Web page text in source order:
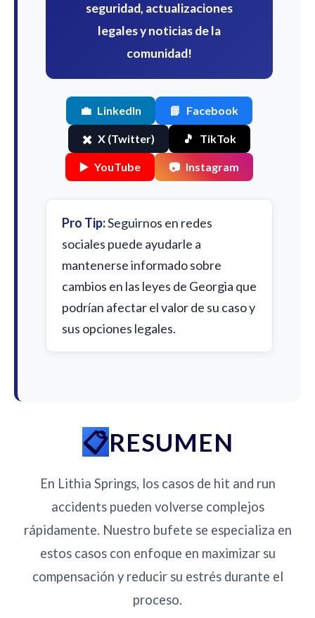
seguridad, actualizaciones
legales y noticias de la
comunidad!
💼 LinkedIn 📘 Facebook
✖️ X (Twitter) 🎵 TikTok
▶️ YouTube 📷 Instagram
Pro Tip:Seguirnos en redes
sociales puede ayudarle a
mantenerse informado sobre
cambios en las leyes de Georgia que
podrían afectar el valor de su caso y
sus opciones legales.
RESUMEN
En Lithia Springs, los casos de hit and run
accidents pueden volverse complejos
rápidamente. Nuestro bufete se especializa en
estos casos con enfoque en maximizar su
compensación y reducir su estrés durante el
proceso.